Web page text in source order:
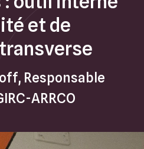
et de
Responsable
ARRCO